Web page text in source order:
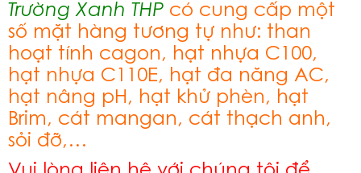
Trường Xanh THP có cung cấp một
số mặt hàng tương tự như: than
hoạt tính cagon, hạt nhựa C100,
hạt nhựa C110E, hạt đa năng AC,
hạt nâng pH, hạt khử phèn, hạt
Brim, cát mangan, cát thạch anh,
sỏi đỡ,…